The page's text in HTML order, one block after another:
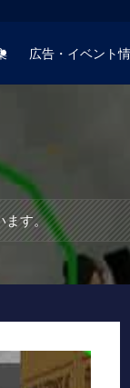
広告・イベント
ます。